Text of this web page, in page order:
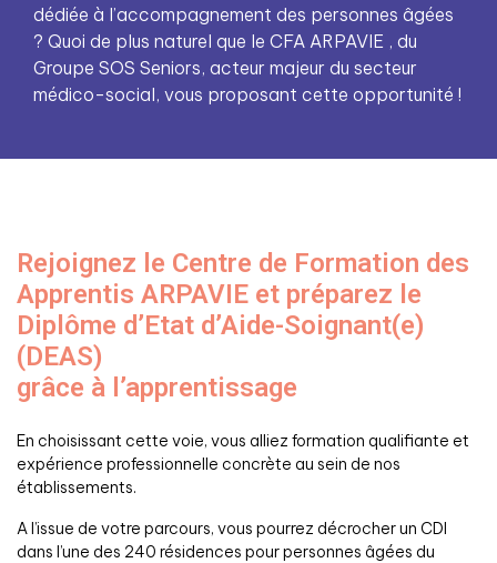
dédiée à l’accompagnement des personnes âgées
? Quoi de plus naturel que le CFA ARPAVIE , du
Groupe SOS Seniors, acteur majeur du secteur
médico-social, vous proposant cette opportunité !
Rejoignez le Centre de Formation des
Apprentis ARPAVIE et préparez le
Diplôme d’Etat d’Aide-Soignant(e)
(DEAS)
grâce à l’apprentissage
En choisissant cette voie, vous alliez formation qualifiante et
expérience professionnelle concrète au sein de nos
établissements.
A l’issue de votre parcours, vous pourrez décrocher un CDI
dans l’une des 240 résidences pour personnes âgées du